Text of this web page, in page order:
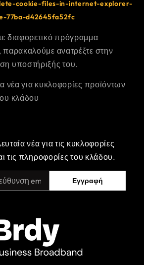
cookie-files-in-internet-explorer-
77ba-d42645fa52fc
διαφορετικό πρόγραμμα
παρακαλούμε ανατρέξτε στην
υποστήριξής του.
νέα για κυκλοφορίες προϊόντων
κλάδου
νέα για τις κυκλοφορίες
τις πληροφορίες του κλάδου.
Εγγραφή